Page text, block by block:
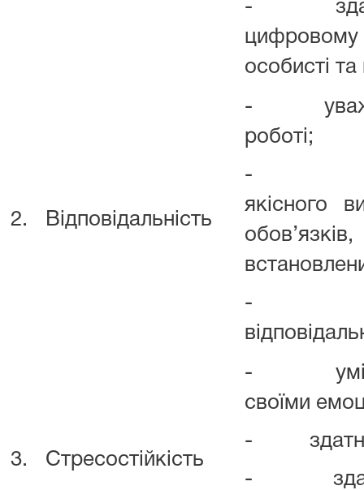
-
особисті та
2. Відповідальність
-
роботі;
-
якісного
-
3. Стресостійкість
- уміння
своїми
-
-